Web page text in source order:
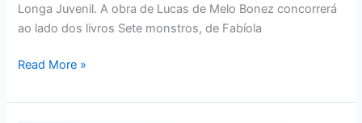
Longa Juvenil. A obra de Lucas de Melo Bonez concorrerá
ao lado dos livros Sete monstros, de Fabíola
Read More »